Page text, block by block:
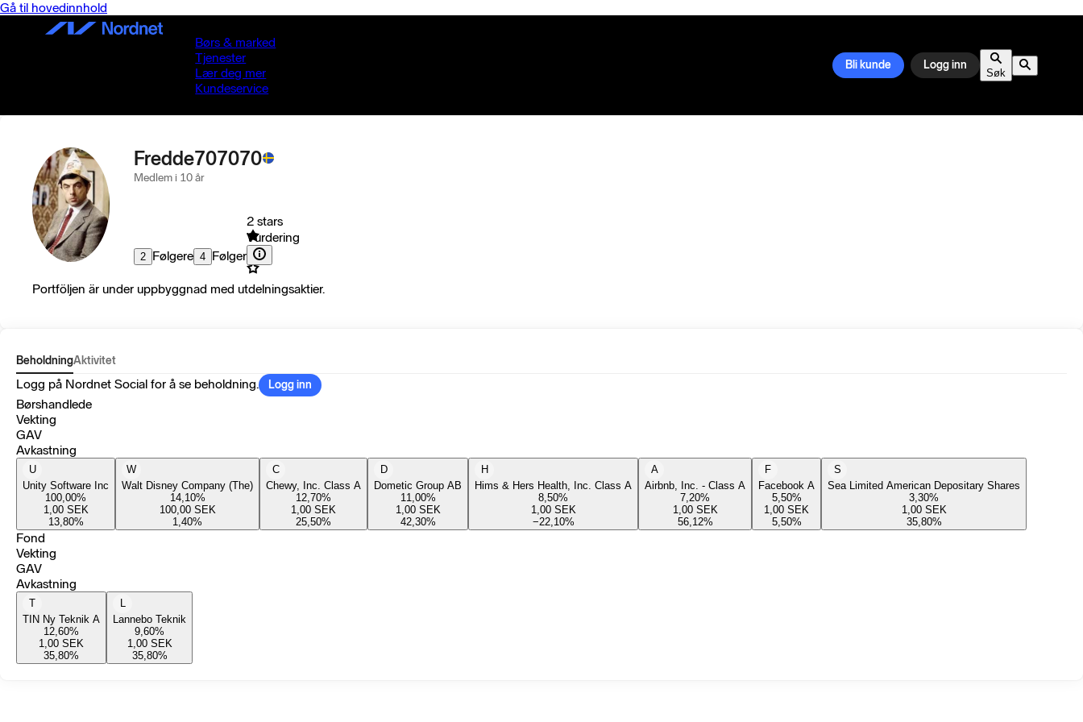
Gå til hovedinnhold
Børs & marked
Tjenester
Lær deg mer
Kundeservice
Bli kunde Logg inn
Søk
Fredde707070
Medlem i 10 år
2 Følgere 4 Følger
2 stars
Vurdering
Portföljen är under uppbyggnad med utdelningsaktier.
BeholdningAktivitet
Logg på Nordnet Social for å se beholdning. Logg inn
Børshandlede
Vekting
GAV
Avkastning
U
Unity Software Inc
100,00%
1,00 SEK
13,80%
W
Walt Disney Company (The)
14,10%
100,00 SEK
1,40%
C
Chewy, Inc. Class A
12,70%
1,00 SEK
25,50%
D
Dometic Group AB
11,00%
1,00 SEK
42,30%
H
Hims & Hers Health, Inc. Class A
8,50%
1,00 SEK
−22,10%
A
Airbnb, Inc. - Class A
7,20%
1,00 SEK
56,12%
F
Facebook A
5,50%
1,00 SEK
5,50%
S
Sea Limited American Depositary Shares
3,30%
1,00 SEK
35,80%
Fond
Vekting
GAV
Avkastning
T
TIN Ny Teknik A
12,60%
1,00 SEK
35,80%
L
Lannebo Teknik
9,60%
1,00 SEK
35,80%